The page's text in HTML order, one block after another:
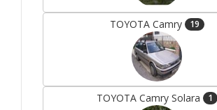
TOYOTA Camry 19
TOYOTA Camry Solara 1